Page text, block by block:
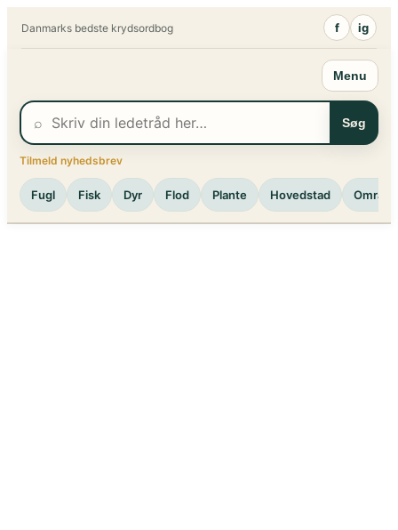
Danmarks bedste krydsordbog f ig
Menu
⌕ Søg
Tilmeld nyhedsbrev
Fugl Fisk Dyr Flod Plante Hovedstad Område